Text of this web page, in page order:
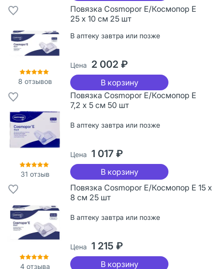
8 отзывов
Повязка Cosmopor Е/Космопор Е
25 х 10 см 25 шт
В аптеку завтра или позже
Цена 2 002 ₽
В корзину
31 отзыв
Повязка Cosmopor Е/Космопор Е
7,2 х 5 см 50 шт
В аптеку завтра или позже
Цена 1 017 ₽
В корзину
4отзыва
Повязка Cosmopor Е/Космопор Е 15 х
8 см 25 шт
В аптеку завтра или позже
Цена 1 215 ₽
В корзину